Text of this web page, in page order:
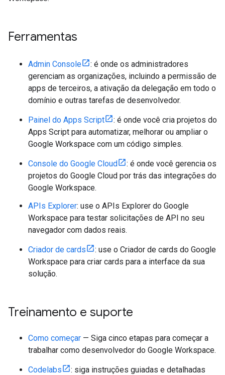
Ferramentas
Admin Console
: é onde os administradores
gerenciam as organizações, incluindo a permissão de
apps de terceiros, a ativação da delegação em todo o
domínio e outras tarefas de desenvolvedor.
Painel do Apps Script
: é onde você cria projetos do
Apps Script para automatizar, melhorar ou ampliar o
Google Workspace com um código simples.
Console do Google Cloud
: é onde você gerencia os
projetos do Google Cloud por trás das integrações do
Google Workspace.
APIs Explorer: use o APIs Explorer do Google
Workspace para testar solicitações de API no seu
navegador com dados reais.
Criador de cards
: use o Criador de cards do Google
Workspace para criar cards para a interface da sua
solução.
Treinamento e suporte
Como começar — Siga cinco etapas para começar a
trabalhar como desenvolvedor do Google Workspace.
Codelabs
: siga instruções guiadas e detalhadas